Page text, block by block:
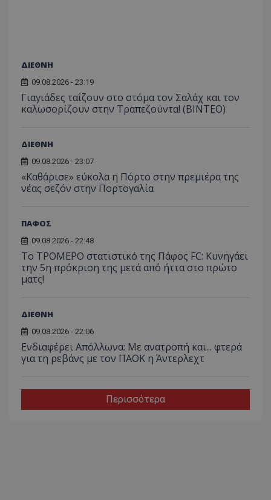
ΔΙΕΘΝΗ
09.08.2026 - 23:19
Γιαγιάδες ταΐζουν στο στόμα τον Σαλάχ και τον
καλωσορίζουν στην Τραπεζούντα! (ΒΙΝΤΕΟ)
ΔΙΕΘΝΗ
09.08.2026 - 23:07
«Καθάρισε» εύκολα η Πόρτο στην πρεμιέρα της
νέας σεζόν στην Πορτογαλία
ΠΑΦΟΣ
09.08.2026 - 22:48
Το ΤΡΟΜΕΡΟ στατιστικό της Πάφος FC: Κυνηγάει
την 5η πρόκριση της μετά από ήττα στο πρώτο
ματς!
ΔΙΕΘΝΗ
09.08.2026 - 22:06
Ενδιαφέρει Απόλλωνα: Με ανατροπή και... φτερά
για τη ρεβάνς με τον ΠΑΟΚ η Άντερλεχτ
Περισσότερα